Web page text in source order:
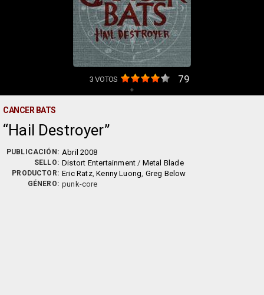
3VOTOS 79
+
CANCER BATS
Hail Destroyer
PUBLICACIÓN: Abril 2008
SELLO: Distort Entertainment / Metal Blade
PRODUCTOR: Eric Ratz,Kenny Luong, Greg Below
GÉNERO: punk-core